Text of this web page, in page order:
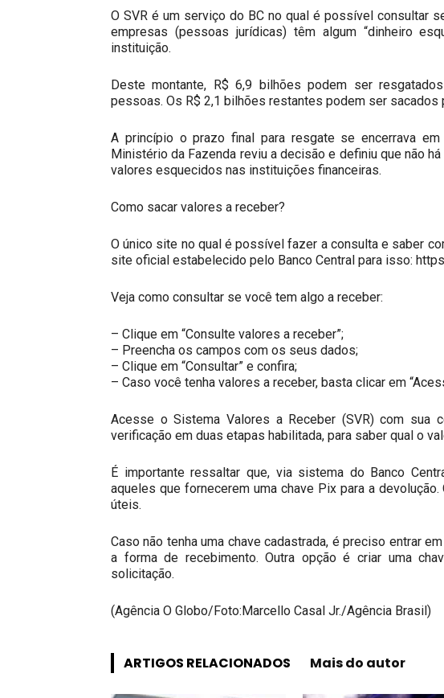
O SVR é um serviço do BC no qual é possível consultar
empresas (pessoas jurídicas) têm algum “dinheiro
instituição.
Deste montante, R$ 6,9 bilhões podem ser
pessoas. Os R$ 2,1 bilhões restantes podem ser
A princípio o prazo final para resgate se encerrava
Ministério da Fazenda reviu a decisão e definiu que não
valores esquecidos nas instituições financeiras.
Como sacar valores a receber?
O único site no qual é possível fazer a consulta e saber
site oficial estabelecido pelo Banco Central para isso:
Veja como consultar se você tem algo a receber:
– Clique em “Consulte valores a receber”;
– Preencha os campos com os seus dados;
– Clique em “Consultar” e confira;
– Caso você tenha valores a receber, basta clicar em
Acesse o Sistema Valores a Receber (SVR) com sua
verificação em duas etapas habilitada, para saber qual o
É importante ressaltar que, via sistema do Banco
aqueles que fornecerem uma chave Pix para a
úteis.
Caso não tenha uma chave cadastrada, é preciso entrar
a forma de recebimento. Outra opção é criar uma
solicitação.
(Agência O Globo/Foto:Marcello Casal Jr./Agência Brasil)
ARTIGOS RELACIONADOS Mais do autor